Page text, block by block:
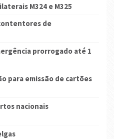
M324 e M325
de
prorrogado até 1
para emissão de cartões
nacionais